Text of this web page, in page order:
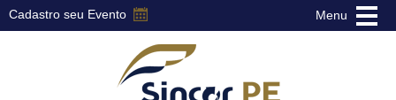
Cadastro seu Evento Menu